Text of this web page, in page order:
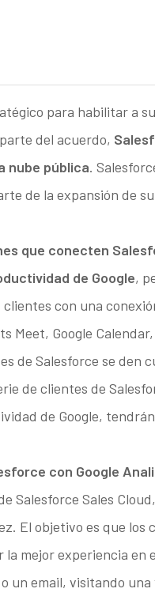
para habilitar a
del acuerdo,
nube pública.
de la expansión de
que conecten
de Google,
con una
Meet, Google
de Salesforce se den
de clientes de
de Google,
con Google
Salesforce Sales
El objetivo es que los
mejor experiencia en
un email, visitando